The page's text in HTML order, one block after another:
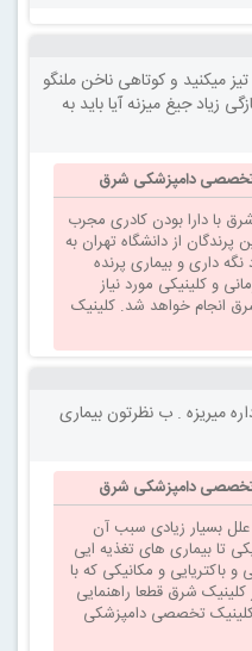
میکنید و کوتاهی ناخن ملنگو
زیاد جیغ میزنه آیا باید به
تخصصی دامپزشکی شرق
با دارا بودن کادری مجرب
از دانشگاه تهران به
داری و بیماری پرنده
و کلینیکی مورد نیاز
انجام خواهد شد. کلینیک
میریزه . ب نظرتون بیماری
تخصصی دامپزشکی شرق
علل بسیار زیادی سبب آن
تا بیماری های تغذیه ایی
باکتریایی و مکانیکی که با
شرق قطعا راهنمایی
تخصصی دامپزشکی